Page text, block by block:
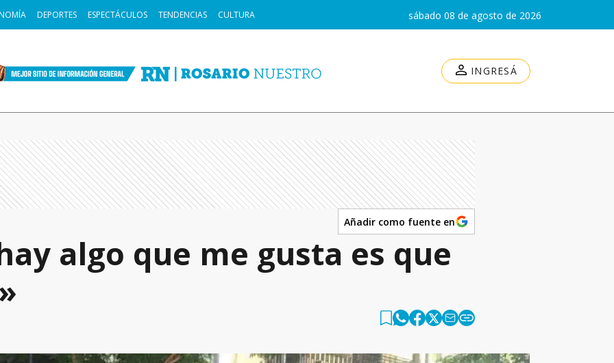
DEPORTES ESPECTÁCULOS TENDENCIAS CULTURA sábado 08 de agosto de 2026
INGRESÁ
Añadir como fuente en
algo que me gusta es que